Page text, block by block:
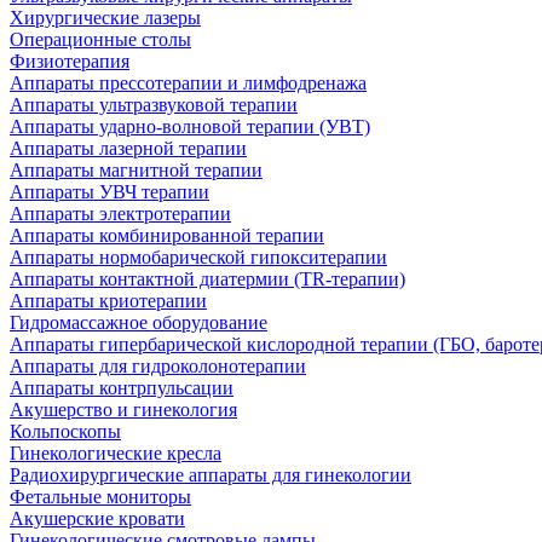
Хирургические лазеры
Операционные столы
Физиотерапия
Аппараты прессотерапии и лимфодренажа
Аппараты ультразвуковой терапии
Аппараты ударно-волновой терапии (УВТ)
Аппараты лазерной терапии
Аппараты магнитной терапии
Аппараты УВЧ терапии
Аппараты электротерапии
Аппараты комбинированной терапии
Аппараты нормобарической гипокситерапии
Аппараты контактной диатермии (TR-терапии)
Аппараты криотерапии
Гидромассажное оборудование
Аппараты гипербарической кислородной терапии (ГБО,
Аппараты для гидроколонотерапии
Аппараты контрпульсации
Акушерство и гинекология
Кольпоскопы
Гинекологические кресла
Радиохирургические аппараты для гинекологии
Фетальные мониторы
Акушерские кровати